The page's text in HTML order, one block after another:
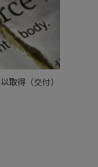
取得（交付）